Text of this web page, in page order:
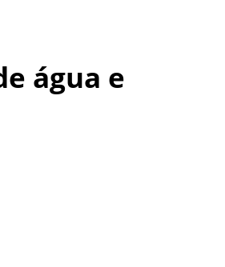
água e